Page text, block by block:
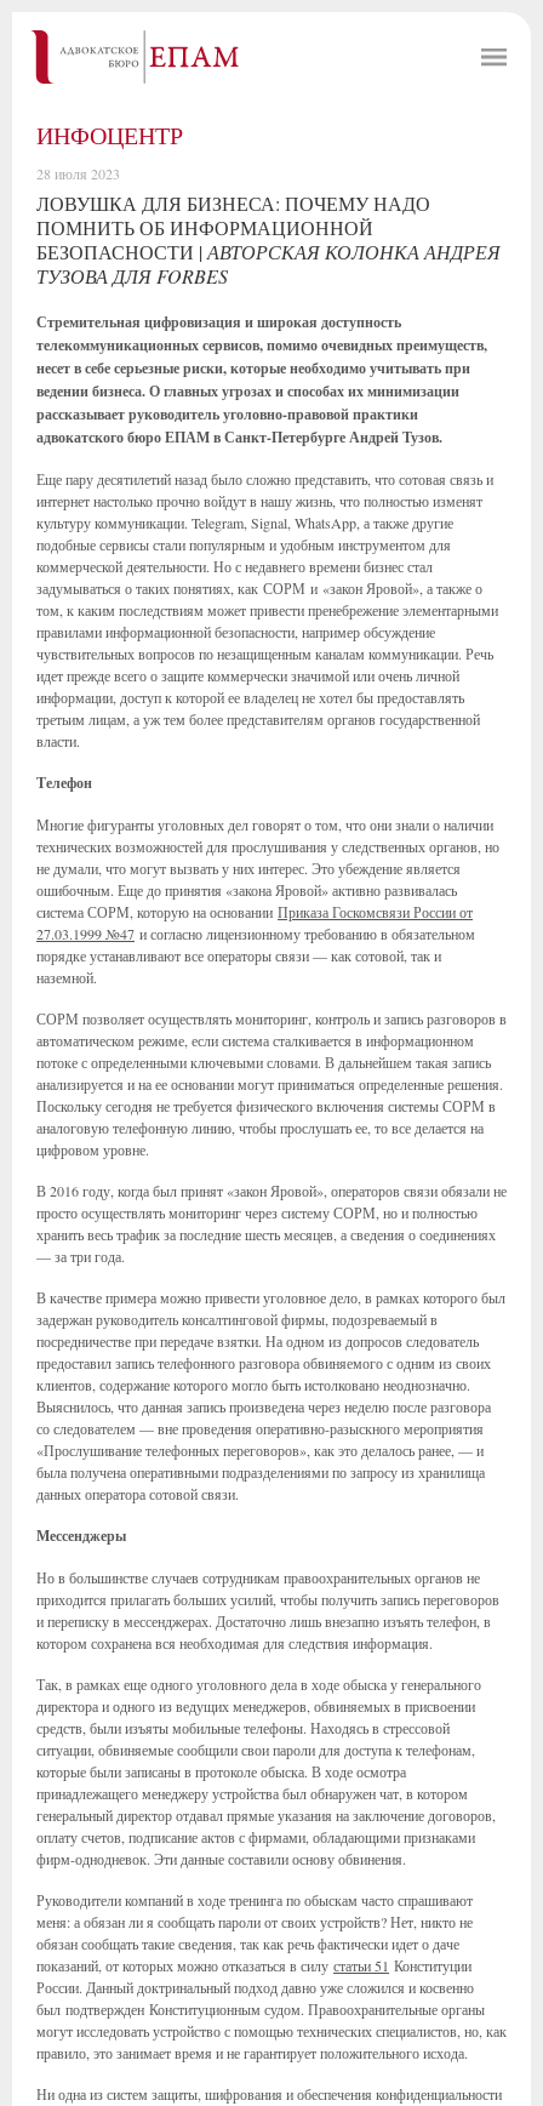
ИНФОЦЕНТР
28 июля 2023
ЛОВУШКА ДЛЯ БИЗНЕСА: ПОЧЕМУ НАДО
ПОМНИТЬ ОБ ИНФОРМАЦИОННОЙ
БЕЗОПАСНОСТИ |АВТОРСКАЯ КОЛОНКА АНДРЕЯ
ТУЗОВА ДЛЯ FORBES
Стремительная цифровизация и широкая доступность
телекоммуникационных сервисов, помимо очевидных преимуществ,
несет в себе серьезные риски, которые необходимо учитывать при
ведении бизнеса. О главных угрозах и способах их минимизации
рассказывает руководитель уголовно-правовой практики
адвокатского бюро ЕПАМ в Санкт-Петербурге Андрей Тузов.
Еще пару десятилетий назад было сложно представить, что сотовая связь и
интернет настолько прочно войдут в нашу жизнь, что полностью изменят
культуру коммуникации. Telegram, Signal, WhatsApp, а также другие
подобные сервисы стали популярным и удобным инструментом для
коммерческой деятельности. Но с недавнего времени бизнес стал
задумываться о таких понятиях, как СОРМ и «закон Яровой», а также о
том, к каким последствиям может привести пренебрежение элементарными
правилами информационной безопасности, например обсуждение
чувствительных вопросов по незащищенным каналам коммуникации. Речь
идет прежде всего о защите коммерчески значимой или очень личной
информации, доступ к которой ее владелец не хотел бы предоставлять
третьим лицам, а уж тем более представителям органов государственной
власти.
Телефон
Многие фигуранты уголовных дел говорят о том, что они знали о наличии
технических возможностей для прослушивания у следственных органов, но
не думали, что могут вызвать у них интерес. Это убеждение является
ошибочным. Еще до принятия «закона Яровой» активно развивалась
система СОРМ, которую на основании Приказа Госкомсвязи России от
27.03.1999 №47 и согласно лицензионному требованию в обязательном
порядке устанавливают все операторы связи — как сотовой, так и
наземной.
СОРМ позволяет осуществлять мониторинг, контроль и запись разговоров в
автоматическом режиме, если система сталкивается в информационном
потоке с определенными ключевыми словами. В дальнейшем такая запись
анализируется и на ее основании могут приниматься определенные решения.
Поскольку сегодня не требуется физического включения системы СОРМ в
аналоговую телефонную линию, чтобы прослушать ее, то все делается на
цифровом уровне.
В 2016 году, когда был принят «закон Яровой», операторов связи обязали не
просто осуществлять мониторинг через систему СОРМ, но и полностью
хранить весь трафик за последние шесть месяцев, а сведения о соединениях
— за три года.
В качестве примера можно привести уголовное дело, в рамках которого был
задержан руководитель консалтинговой фирмы, подозреваемый в
посредничестве при передаче взятки. На одном из допросов следователь
предоставил запись телефонного разговора обвиняемого с одним из своих
клиентов, содержание которого могло быть истолковано неоднозначно.
Выяснилось, что данная запись произведена через неделю после разговора
со следователем — вне проведения оперативно-разыскного мероприятия
«Прослушивание телефонных переговоров», как это делалось ранее, — и
была получена оперативными подразделениями по запросу из хранилища
данных оператора сотовой связи.
Мессенджеры
Но в большинстве случаев сотрудникам правоохранительных органов не
приходится прилагать больших усилий, чтобы получить запись переговоров
и переписку в мессенджерах. Достаточно лишь внезапно изъять телефон, в
котором сохранена вся необходимая для следствия информация.
Так, в рамках еще одного уголовного дела в ходе обыска у генерального
директора и одного из ведущих менеджеров, обвиняемых в присвоении
средств, были изъяты мобильные телефоны. Находясь в стрессовой
ситуации, обвиняемые сообщили свои пароли для доступа к телефонам,
которые были записаны в протоколе обыска. В ходе осмотра
принадлежащего менеджеру устройства был обнаружен чат, в котором
генеральный директор отдавал прямые указания на заключение договоров,
оплату счетов, подписание актов с фирмами, обладающими признаками
фирм-однодневок. Эти данные составили основу обвинения.
Руководители компаний в ходе тренинга по обыскам часто спрашивают
меня: а обязан ли я сообщать пароли от своих устройств? Нет, никто не
обязан сообщать такие сведения, так как речь фактически идет о даче
показаний, от которых можно отказаться в силу статьи 51 Конституции
России. Данный доктринальный подход давно уже сложился и косвенно
был подтвержден Конституционным судом. Правоохранительные органы
могут исследовать устройство с помощью технических специалистов, но, как
правило, это занимает время и не гарантирует положительного исхода.
Ни одна из систем защиты, шифрования и обеспечения конфиденциальности